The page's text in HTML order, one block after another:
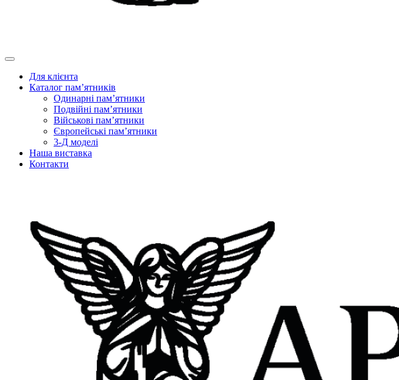
Для клієнта
Каталог пам’ятників
Одинарні пам’ятники
Подвійні пам’ятники
Військові пам’ятники
Європейські пам’ятники
3-Д моделі
Наша виставка
Контакти